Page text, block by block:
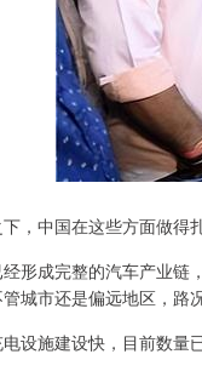
，中国在这些方面做得
形成完整的汽车产业链
城市还是偏远地区，路
设施建设快，目前数量